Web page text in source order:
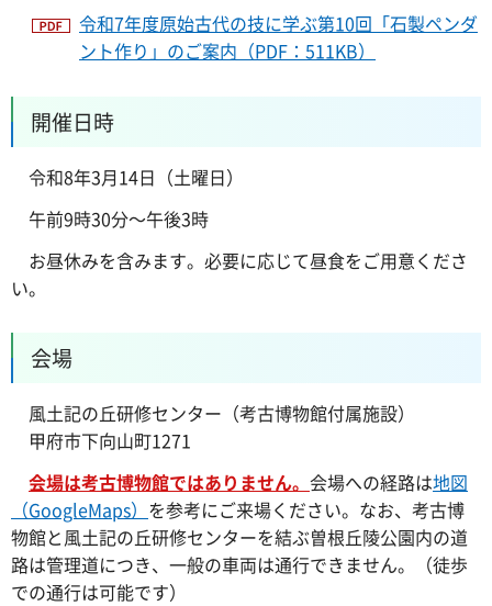
令和7年度原始古代の技に学ぶ第10回「石製ペンダ
ント作り」のご案内（PDF：511KB）
開催日時
令和8年3月14日（土曜日）
午前9時30分～午後3時
お昼休みを含みます。必要に応じて昼食をご用意くださ
い。
会場
風土記の丘研修センター（考古博物館付属施設）
甲府市下向山町1271
会場は考古博物館ではありません。 会場への経路は地図
（GoogleMaps） を参考にご来場ください。なお、考古博
物館と風土記の丘研修センターを結ぶ曽根丘陵公園内の道
路は管理道につき、一般の車両は通行できません。（徒歩
での通行は可能です）